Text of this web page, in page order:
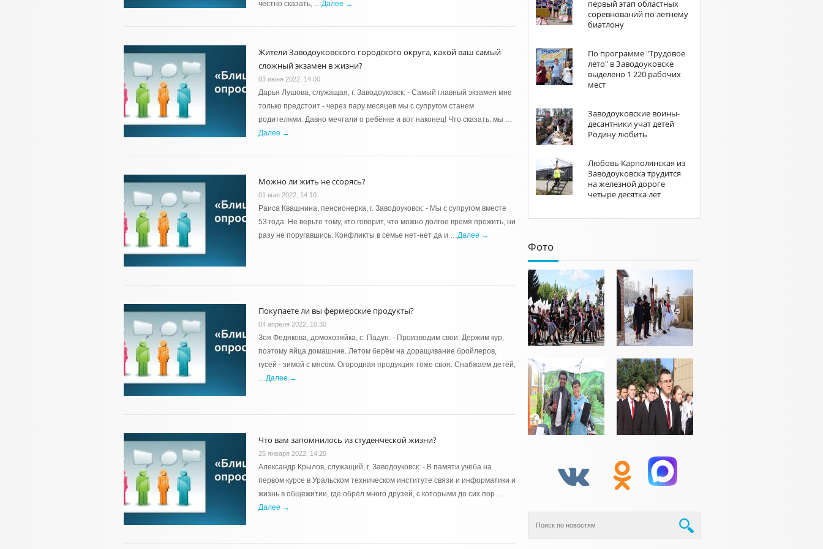
честно сказать, …Далее →
Жители Заводоуковского городского округа, какой ваш самый
сложный экзамен в жизни?
03 июня 2022, 14:00
Дарья Лушова, служащая, г. Заводоуковск: - Самый главный экзамен мне
только предстоит - через пару месяцев мы с супругом станем
родителями. Давно мечтали о ребёнке и вот наконец! Что сказать: мы …
Далее →
Можно ли жить не ссорясь?
01 мая 2022, 14:10
Раиса Квашнина, пенсионерка, г. Заводоуковск: - Мы с супругом вместе
53 года. Не верьте тому, кто говорит, что можно долгое время прожить, ни
разу не поругавшись. Конфликты в семье нет-нет да и …Далее →
Покупаете ли вы фермерские продукты?
04 апреля 2022, 10:30
Зоя Федякова, домохозяйка, с. Падун: - Производим свои. Держим кур,
поэтому яйца домашние. Летом берём на доращивание бройлеров,
гусей - зимой с мясом. Огородная продукция тоже своя. Снабжаем детей,
…Далее →
Что вам запомнилось из студенческой жизни?
25 января 2022, 14:20
Александр Крылов, служащий, г. Заводоуковск: - В памяти учёба на
первом курсе в Уральском техническом институте связи и информатики и
жизнь в общежитии, где обрёл много друзей, с которыми до сих пор …
Далее →
первый этап областных
соревнований по летнему
биатлону
По программе "Трудовое
лето" в Заводоуковске
выделено 1 220 рабочих
мест
Заводоуковские воины-
десантники учат детей
Родину любить
Любовь Карполянская из
Заводоуковска трудится
на железной дороге
четыре десятка лет
Фото